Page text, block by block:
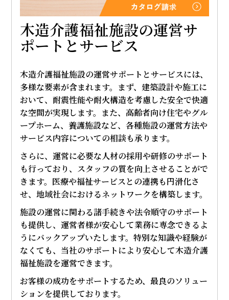
木造介護福祉施設の運営サ
ポートとサービス
木造介護福祉施設の運営サポートとサービスには、
多様な要素が含まれます。まず、建築設計や施工に
おいて、耐震性能や耐火構造を考慮した安全で快適
な空間が実現します。また、高齢者向け住宅やグル
ープホーム、養護施設など、各種施設の運営方法や
サービス内容についての相談も承ります。
さらに、運営に必要な人材の採用や研修のサポート
も行っており、スタッフの質を向上させることがで
きます。医療や福祉サービスとの連携も円滑化さ
せ、地域社会におけるネットワークを構築します。
施設の運営に関わる諸手続きや法令順守のサポート
も提供し、運営者様が安心して業務に専念できるよ
うにバックアップいたします。特別な知識や経験が
なくても、当社のサポートにより安心して木造介護
福祉施設を運営できます。
お客様の成功をサポートするため、最良のソリュー
ションを提供しております。